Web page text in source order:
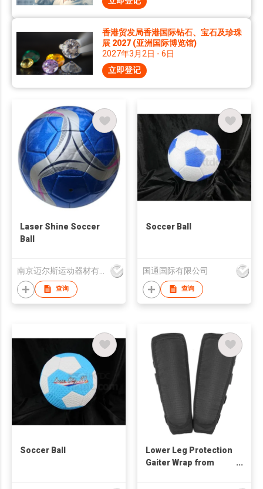
香港贸发局香港国际钻石、宝石及珍珠
展 2027 (亚洲国际博览馆)
2027年3月2日 - 6日
立即登记
Laser Shine Soccer
Ball
查询
Soccer Ball
国通国际有限公司
查询
Soccer Ball
Lower Leg Protection
Gaiter Wrap from